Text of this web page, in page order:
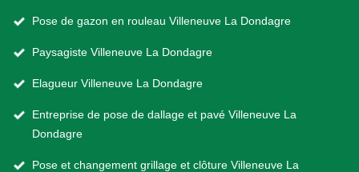
Pose de gazon en rouleau Villeneuve La Dondagre
Paysagiste Villeneuve La Dondagre
Elagueur Villeneuve La Dondagre
Entreprise de pose de dallage et pavé Villeneuve La
Dondagre
Pose et changement grillage et clôture Villeneuve La